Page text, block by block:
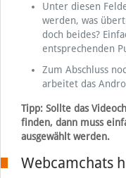
Unter diesen
werden, was
doch beides?
entsprechenden
Zum Abschluss
arbeitet das
Tipp: Sollte das
finden, dann muss
ausgewählt werden.
Webcamchats